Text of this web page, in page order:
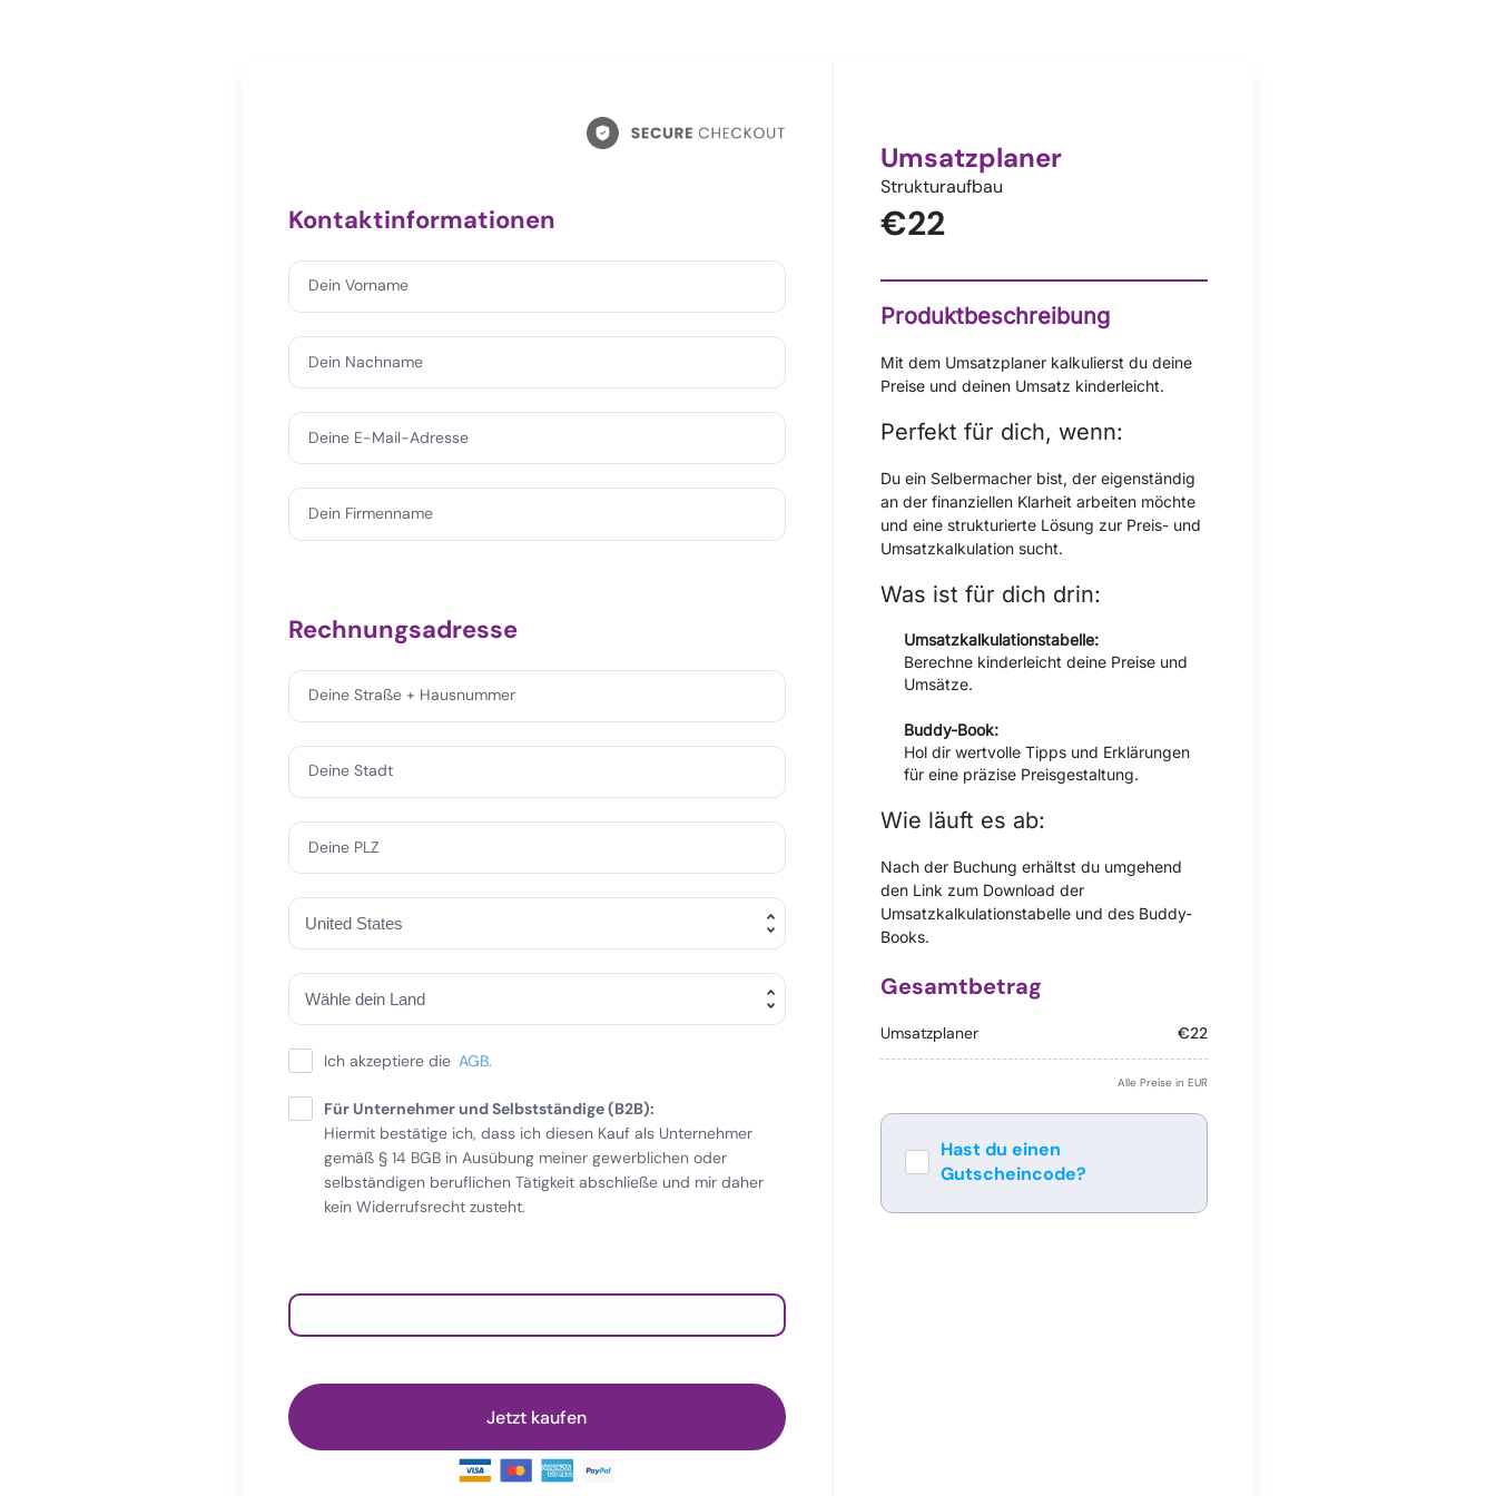
Kontaktinformationen
Dein Vorname
Dein Nachname
Deine E-Mail-Adresse
Dein Firmenname
Rechnungsadresse
Deine Straße + Hausnummer
Deine Stadt
Deine PLZ
Ich akzeptiere die AGB.
Für Unternehmer und Selbstständige (B2B):
Hiermit bestätige ich, dass ich diesen Kauf als Unternehmer
gemäß § 14 BGB in Ausübung meiner gewerblichen oder
selbständigen beruflichen Tätigkeit abschließe und mir daher
kein Widerrufsrecht zusteht.
Jetzt kaufen
Umsatzplaner
Strukturaufbau
€22
Produktbeschreibung
Mit dem Umsatzplaner kalkulierst du deine
Preise und deinen Umsatz kinderleicht.
Perfekt für dich, wenn:
Du ein Selbermacher bist, der eigenständig
an der finanziellen Klarheit arbeiten möchte
und eine strukturierte Lösung zur Preis- und
Umsatzkalkulation sucht.
Was ist für dich drin:
Umsatzkalkulationstabelle:
Berechne kinderleicht deine Preise und
Umsätze.
Buddy-Book:
Hol dir wertvolle Tipps und Erklärungen
für eine präzise Preisgestaltung.
Wie läuft es ab:
Nach der Buchung erhältst du umgehend
den Link zum Download der
Umsatzkalkulationstabelle und des Buddy-
Books.
Gesamtbetrag
Umsatzplaner €22
Alle Preise in EUR
Hast du einen
Gutscheincode?